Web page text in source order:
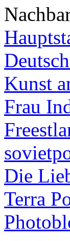
Kunst
Frau
Die
Terra